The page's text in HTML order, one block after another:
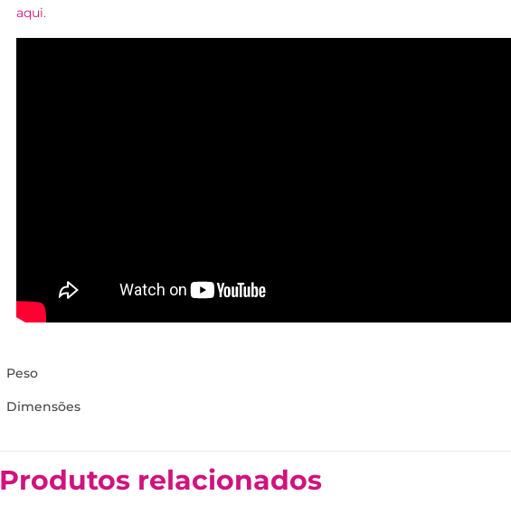
aqui.
Peso
Dimensões
Produtos relacionados